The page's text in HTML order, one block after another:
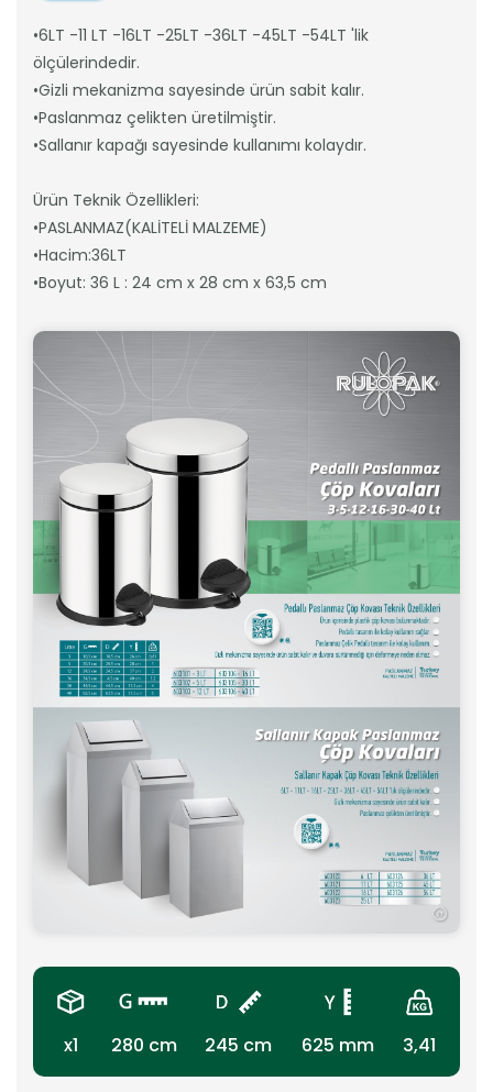
•6LT -11 LT -16LT -25LT -36LT -45LT -54LT 'lik
ölçülerindedir.
•Gizli mekanizma sayesinde ürün sabit kalır.
•Paslanmaz çelikten üretilmiştir.
•Sallanır kapağı sayesinde kullanımı kolaydır.
Ürün Teknik Özellikleri:
•PASLANMAZ(KALİTELİ MALZEME)
•Hacim:36LT
•Boyut: 36 L : 24 cm x 28 cm x 63,5 cm
x1 280 cm 245 cm 625 mm 3,41